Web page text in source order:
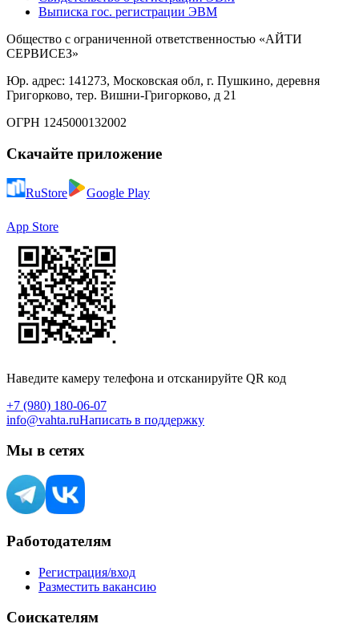
Выписка гос. регистрации ЭВМ
Общество с ограниченной ответственностью «АЙТИ
СЕРВИСЕЗ»
Юр. адрес: 141273, Московская обл, г. Пушкино, деревня
Григорково, тер. Вишни-Григорково, д 21
ОГРН 1245000132002
Скачайте приложение
RuStore Google Play
App Store
Наведите камеру телефона и отсканируйте QR код
+7 (980) 180-06-07
info@vahta.ruНаписать в поддержку
Мы в сетях
Работодателям
Регистрация/вход
Разместить вакансию
Соискателям